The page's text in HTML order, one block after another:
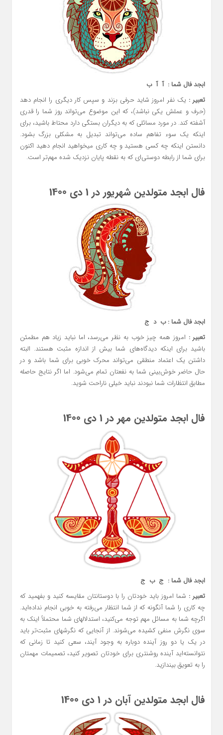
ابجد فال شما : آ آ ب
تعبیر : یک نفر امروز شاید حرفی بزند و سپس کار دیگری را انجام دهد
(حرف و عملش یکی نباشد)، که این موضوع می‌تواند روز شما را قدری
آشفته کند. در مورد مسائلی که به دیگران بستگی دارد محتاط باشید، برای
اینکه یک سوء تفاهم ساده می‌تواند تبدیل به مشکلی بزرگ بشود.
دانستن اینکه چه کسی هستید و چه کاری میخواهید انجام دهید اکنون
برای شما از رابطه دوستی‌ای که به نقطه پایان نزدیک شده مهم‌تر است.
فال ابجد متولدین شهریور در 1 دی 1400
ابجد فال شما : ب د ج
تعبیر : امروز همه چیز خوب به نظر می‌رسد، اما نباید زیاد هم مطمئن
باشید برای اینکه دیدگاه‌های شما بیش از اندازه مثبت هستند. البته
داشتن یک اعتماد منطقی می‌تواند محرک خوبی برای شما باشد و در
حال حاضر خوش‌بینی شما به نفعتان تمام می‌شود. اما اگر نتایج حاصله
مطابق انتظارات شما نبودند نباید خیلی ناراحت شوید.
فال ابجد متولدین مهر در 1 دی 1400
ابجد فال شما : ج ب ج
تعبیر : شما امروز باید خودتان را با دوستانتان مقایسه کنید و بفهمید که
چه کاری را شما آنگونه که از شما انتظار می‌رفته به خوبی انجام نداده‌اید.
اگرچه شما به مسائل مهم توجه می‌کنید، استدلالهای شما محتملاً اینک به
سوی نگرش منفی کشیده می‌شوند. از آنجایی که نگرشهای مثبت‌تر باید
در یک یا دو روز آینده دوباره به وجود آیند، سعی کنید تا زمانی که
نتوانسته‌اید آینده روشنتری برای خودتان تصویر کنید، تصمیمات مهمتان
را به تعویق بیندازید.
فال ابجد متولدین آبان در 1 دی 1400